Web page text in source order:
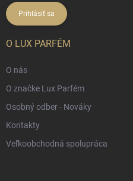
Prihlásiť sa
O LUX PARFÉM
O nás
O značke Lux Parfém
Osobný odber - Nováky
Kontakty
Veľkoobchodná spolupráca